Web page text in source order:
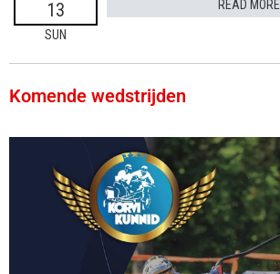
13
SUN
READ MORE
Komende wedstrijden